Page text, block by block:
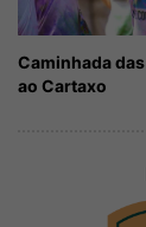
Caminhada
ao Cartaxo